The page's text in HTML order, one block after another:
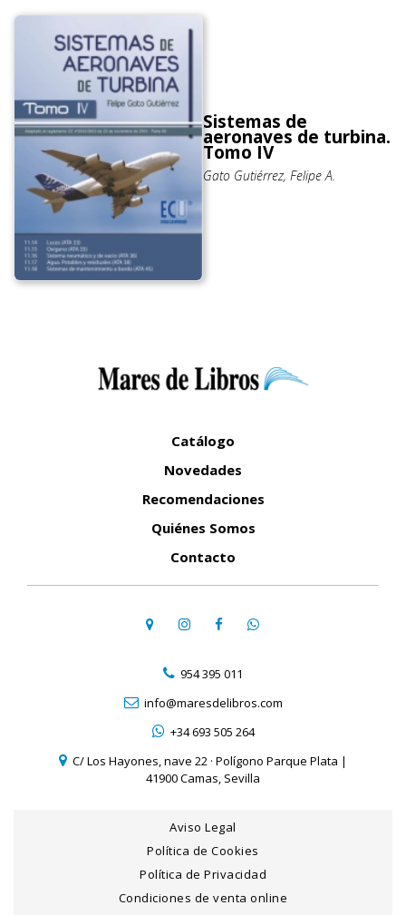
Sistemas de
aeronaves de turbina.
Tomo IV
Gato Gutiérrez, Felipe A.
Catálogo
Novedades
Recomendaciones
Quiénes Somos
Contacto
954 395 011
info@maresdelibros.com
+34 693 505 264
C/ Los Hayones, nave 22 · Polígono Parque Plata |
41900 Camas, Sevilla
Aviso Legal
Política de Cookies
Política de Privacidad
Condiciones de venta online